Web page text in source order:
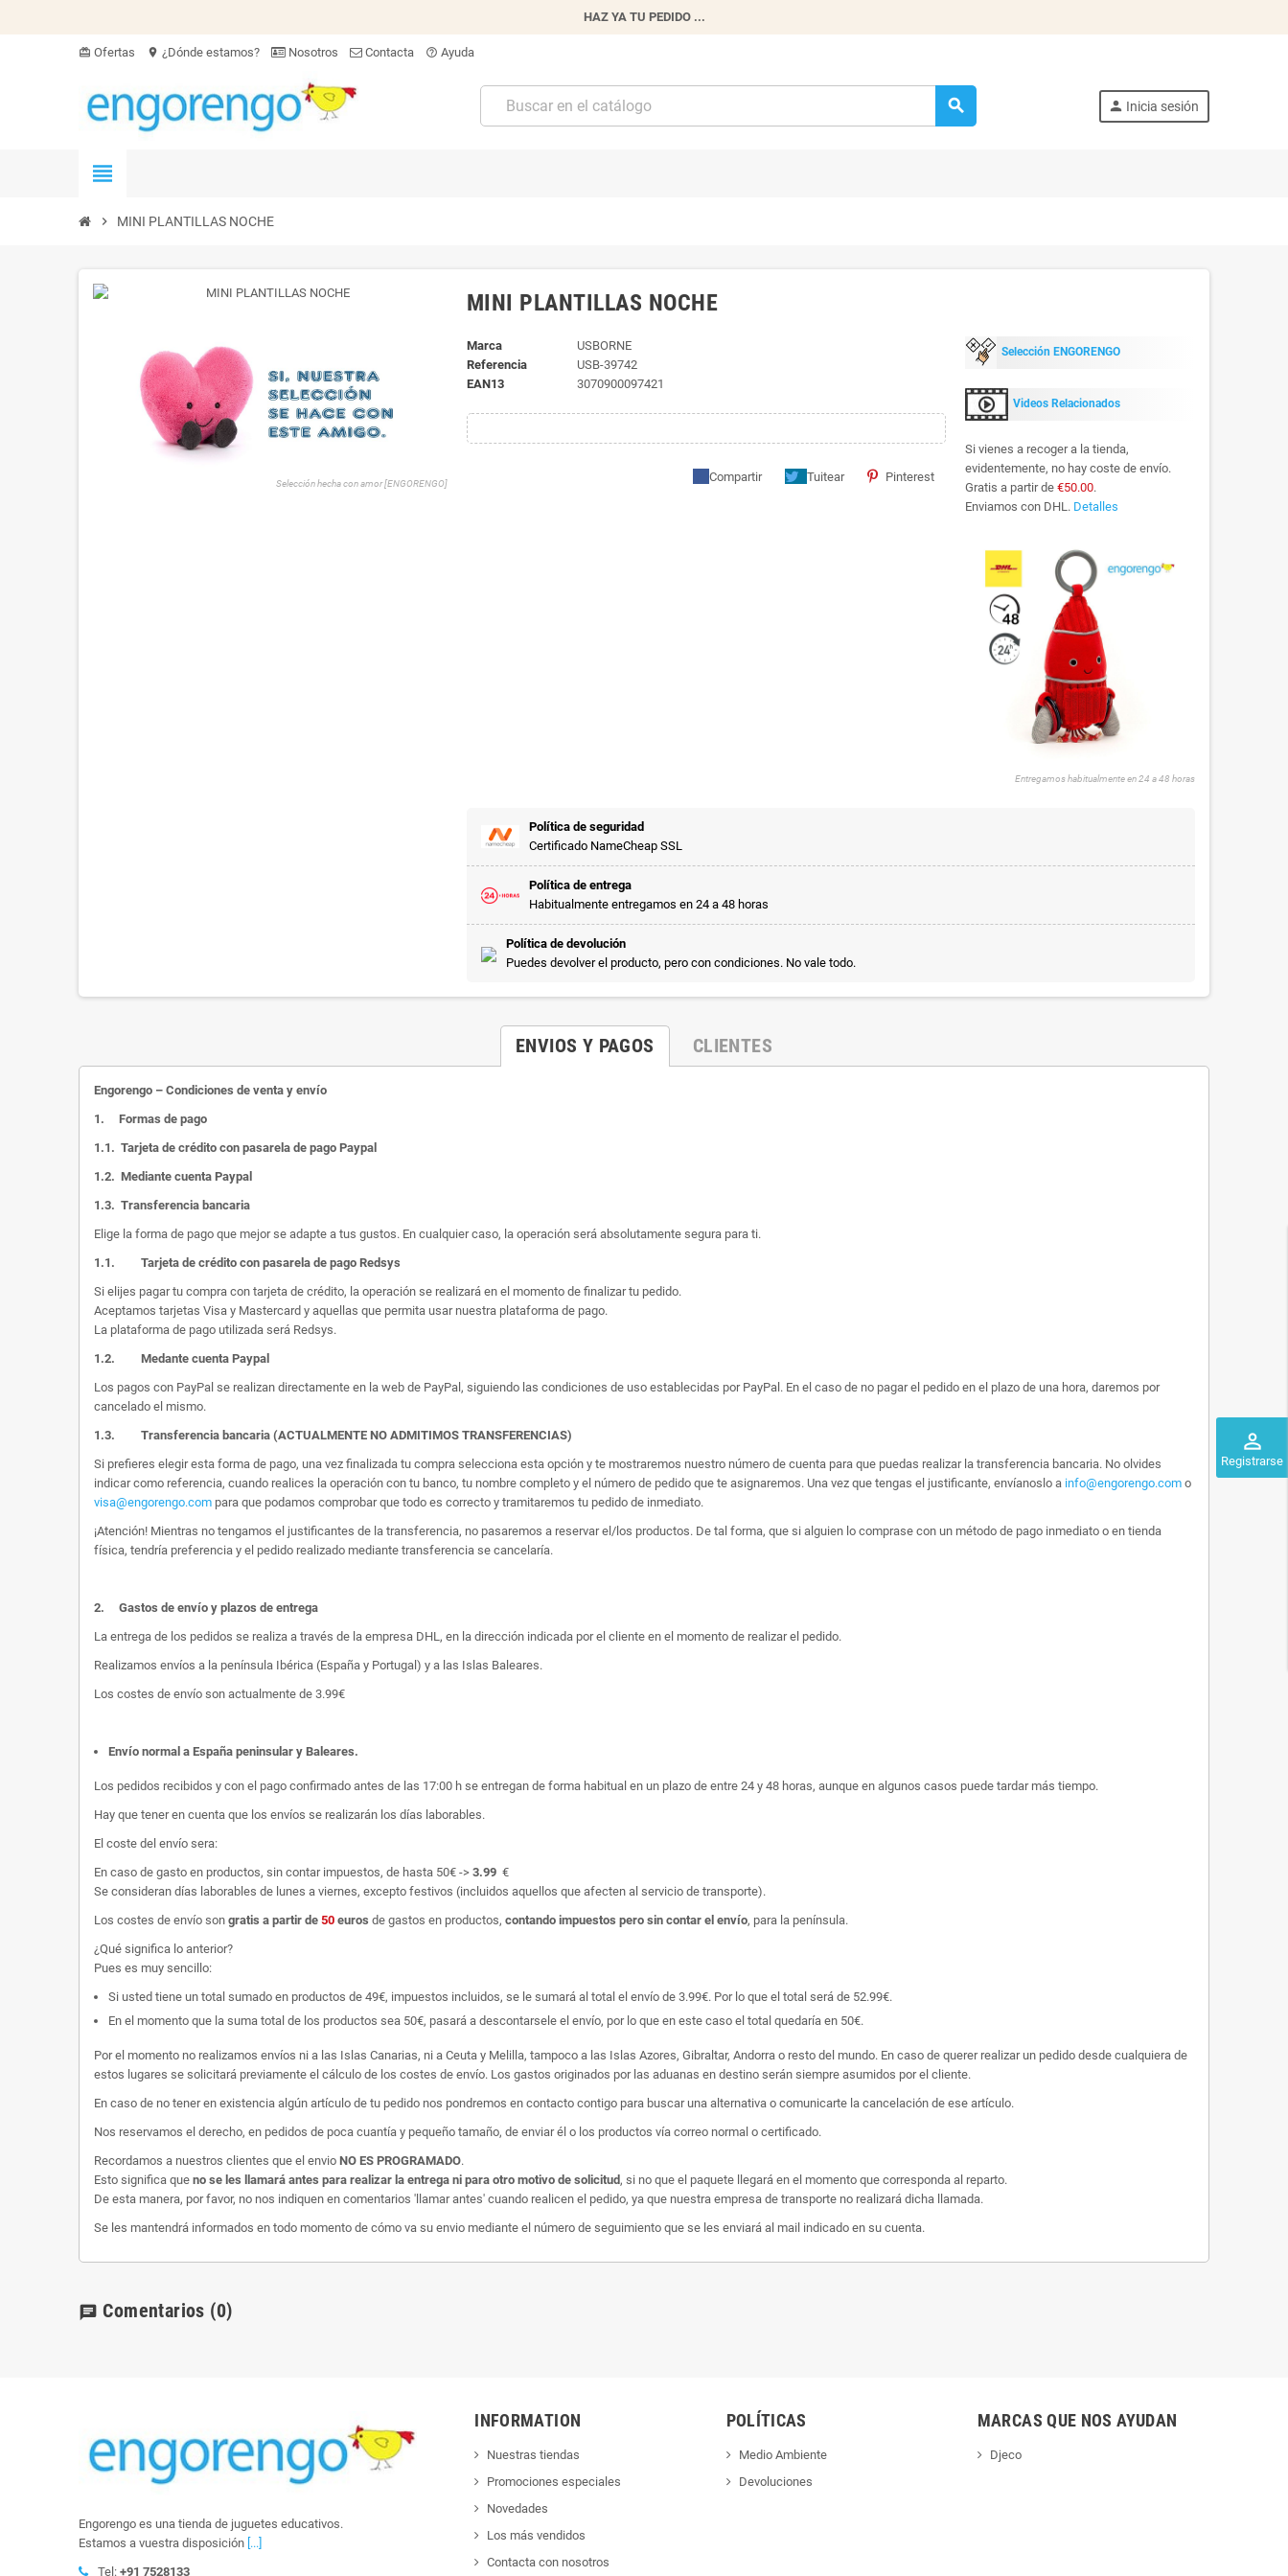
HAZ YA TU PEDIDO ...
card_giftcard Ofertas location_on ¿Dónde estamos? Nosotros Contacta help_outline Ayuda
search person Inicia sesión
perm_identity
Registrarse
view_headline
chevron_right MINI PLANTILLAS NOCHE
Selección hecha con amor [ENGORENGO]
MINI PLANTILLAS NOCHE
Marca
USBORNE
Referencia
USB-39742
EAN13
3070900097421
Compartir Tuitear Pinterest
Selección ENGORENGO
Videos Relacionados
Si vienes a recoger a la tienda,
evidentemente, no hay coste de envío.
Gratis a partir de €50.00.
Enviamos con DHL. Detalles
Entregamos habitualmente en 24 a 48 horas
Política de seguridad
Certificado NameCheap SSL
Política de entrega
Habitualmente entregamos en 24 a 48 horas
Política de devolución
Puedes devolver el producto, pero con condiciones. No vale todo.
ENVIOS Y PAGOS CLIENTES
Engorengo – Condiciones de venta y envío
1. Formas de pago
1.1. Tarjeta de crédito con pasarela de pago Paypal
1.2. Mediante cuenta Paypal
1.3. Transferencia bancaria
Elige la forma de pago que mejor se adapte a tus gustos. En cualquier caso, la operación será absolutamente segura para ti.
1.1. Tarjeta de crédito con pasarela de pago Redsys
Si elijes pagar tu compra con tarjeta de crédito, la operación se realizará en el momento de finalizar tu pedido.
Aceptamos tarjetas Visa y Mastercard y aquellas que permita usar nuestra plataforma de pago.
La plataforma de pago utilizada será Redsys.
1.2. Medante cuenta Paypal
Los pagos con PayPal se realizan directamente en la web de PayPal, siguiendo las condiciones de uso establecidas por PayPal. En el caso de no pagar el pedido en el plazo de una hora, daremos por
cancelado el mismo.
1.3. Transferencia bancaria (ACTUALMENTE NO ADMITIMOS TRANSFERENCIAS)
Si prefieres elegir esta forma de pago, una vez finalizada tu compra selecciona esta opción y te mostraremos nuestro número de cuenta para que puedas realizar la transferencia bancaria. No olvides
indicar como referencia, cuando realices la operación con tu banco, tu nombre completo y el número de pedido que te asignaremos. Una vez que tengas el justificante, envíanoslo a info@engorengo.com o
visa@engorengo.com para que podamos comprobar que todo es correcto y tramitaremos tu pedido de inmediato.
¡Atención! Mientras no tengamos el justificantes de la transferencia, no pasaremos a reservar el/los productos. De tal forma, que si alguien lo comprase con un método de pago inmediato o en tienda
física, tendría preferencia y el pedido realizado mediante transferencia se cancelaría.
2. Gastos de envío y plazos de entrega
La entrega de los pedidos se realiza a través de la empresa DHL, en la dirección indicada por el cliente en el momento de realizar el pedido.
Realizamos envíos a la península Ibérica (España y Portugal) y a las Islas Baleares.
Los costes de envío son actualmente de 3.99€
Envío normal a España peninsular y Baleares.
Los pedidos recibidos y con el pago confirmado antes de las 17:00 h se entregan de forma habitual en un plazo de entre 24 y 48 horas, aunque en algunos casos puede tardar más tiempo.
Hay que tener en cuenta que los envíos se realizarán los días laborables.
El coste del envío sera:
En caso de gasto en productos, sin contar impuestos, de hasta 50€ -> 3.99 €
Se consideran días laborables de lunes a viernes, excepto festivos (incluidos aquellos que afecten al servicio de transporte).
Los costes de envío son gratis a partir de 50 euros de gastos en productos, contando impuestos pero sin contar el envío, para la península.
¿Qué significa lo anterior?
Pues es muy sencillo:
Si usted tiene un total sumado en productos de 49€, impuestos incluidos, se le sumará al total el envío de 3.99€. Por lo que el total será de 52.99€.
En el momento que la suma total de los productos sea 50€, pasará a descontarsele el envío, por lo que en este caso el total quedaría en 50€.
Por el momento no realizamos envíos ni a las Islas Canarias, ni a Ceuta y Melilla, tampoco a las Islas Azores, Gibraltar, Andorra o resto del mundo. En caso de querer realizar un pedido desde cualquiera de
estos lugares se solicitará previamente el cálculo de los costes de envío. Los gastos originados por las aduanas en destino serán siempre asumidos por el cliente.
En caso de no tener en existencia algún artículo de tu pedido nos pondremos en contacto contigo para buscar una alternativa o comunicarte la cancelación de ese artículo.
Nos reservamos el derecho, en pedidos de poca cuantía y pequeño tamaño, de enviar él o los productos vía correo normal o certificado.
Recordamos a nuestros clientes que el envio NO ES PROGRAMADO.
Esto significa que no se les llamará antes para realizar la entrega ni para otro motivo de solicitud , si no que el paquete llegará en el momento que corresponda al reparto.
De esta manera, por favor, no nos indiquen en comentarios 'llamar antes' cuando realicen el pedido, ya que nuestra empresa de transporte no realizará dicha llamada.
Se les mantendrá informados en todo momento de cómo va su envio mediante el número de seguimiento que se les enviará al mail indicado en su cuenta.
chat Comentarios (0)
Engorengo es una tienda de juguetes educativos.
Estamos a vuestra disposición [...]
Tel: +91 7528133
INFORMATION
Nuestras tiendas
Promociones especiales
Novedades
Los más vendidos
Contacta con nosotros
POLÍTICAS
Medio Ambiente
Devoluciones
MARCAS QUE NOS AYUDAN
Djeco